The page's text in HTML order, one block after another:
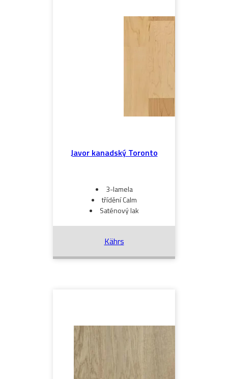
Javor kanadský Toronto
3-lamela
třídění Calm
Saténový lak
Kährs